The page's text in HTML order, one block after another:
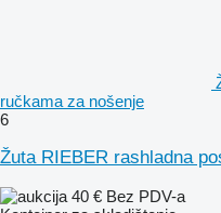
ručkama za nošenje
6
Žuta RIEBER rashladna
40 € Bez PDV-a